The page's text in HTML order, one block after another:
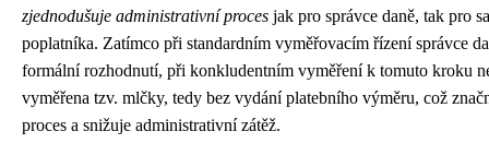
zjednodušuje administrativní proces jak pro správce daně, tak pro
poplatníka. Zatímco při standardním vyměřovacím řízení správce
formální rozhodnutí, při konkludentním vyměření k tomuto kroku
vyměřena tzv. mlčky, tedy bez vydání platebního výměru, což
proces a snižuje administrativní zátěž.